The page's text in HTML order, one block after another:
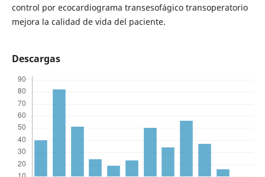
control por ecocardiograma transesofágico transoperatorio
mejora la calidad de vida del paciente.
Descargas